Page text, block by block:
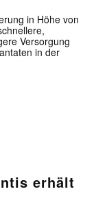
in Höhe von
Versorgung
in der
erhält